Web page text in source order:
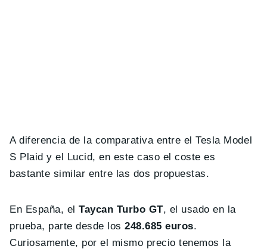
A diferencia de la comparativa entre el Tesla Model
S Plaid y el Lucid, en este caso el coste es
bastante similar entre las dos propuestas.
En España, el Taycan Turbo GT, el usado en la
prueba, parte desde los248.685 euros.
Curiosamente, por el mismo precio tenemos la